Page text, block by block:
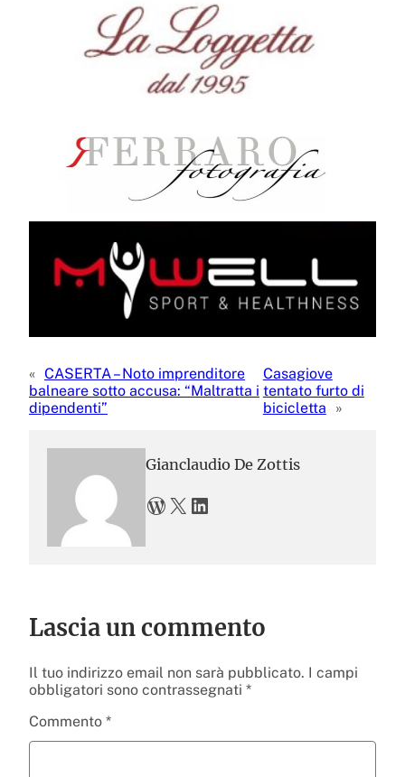
« CASERTA – Noto imprenditore
balneare sotto accusa: “Maltratta i
dipendenti”
Casagiove
tentato furto di
bicicletta
»
Gianclaudio De Zottis
WordPress X LinkedIn
Lascia un commento
Il tuo indirizzo email non sarà pubblicato. I campi
obbligatori sono contrassegnati *
Commento *